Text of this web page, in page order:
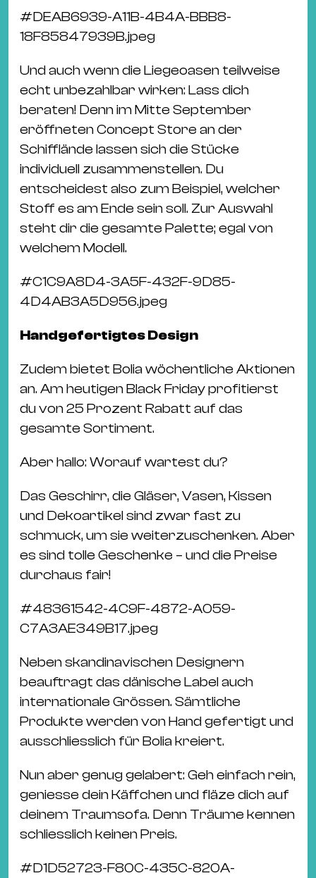
#DEAB6939-A11B-4B4A-BBB8-
18F85847939B.jpeg
Und auch wenn die Liegeoasen teilweise
echt unbezahlbar wirken: Lass dich
beraten! Denn im Mitte September
eröffneten Concept Store an der
Schifflände lassen sich die Stücke
individuell zusammenstellen. Du
entscheidest also zum Beispiel, welcher
Stoff es am Ende sein soll. Zur Auswahl
steht dir die gesamte Palette; egal von
welchem Modell.
#C1C9A8D4-3A5F-432F-9D85-
4D4AB3A5D956.jpeg
Handgefertigtes Design
Zudem bietet Bolia wöchentliche Aktionen
an. Am heutigen Black Friday profitierst
du von 25 Prozent Rabatt auf das
gesamte Sortiment.
Aber hallo: Worauf wartest du?
Das Geschirr, die Gläser, Vasen, Kissen
und Dekoartikel sind zwar fast zu
schmuck, um sie weiterzuschenken. Aber
es sind tolle Geschenke – und die Preise
durchaus fair!
#48361542-4C9F-4872-A059-
C7A3AE349B17.jpeg
Neben skandinavischen Designern
beauftragt das dänische Label auch
internationale Grössen. Sämtliche
Produkte werden von Hand gefertigt und
ausschliesslich für Bolia kreiert.
Nun aber genug gelabert: Geh einfach rein,
geniesse dein Käffchen und fläze dich auf
deinem Traumsofa. Denn Träume kennen
schliesslich keinen Preis.
#D1D52723-F80C-435C-820A-